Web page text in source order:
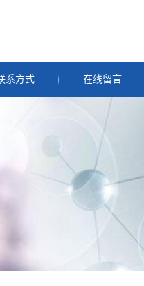
系方式 在线留言